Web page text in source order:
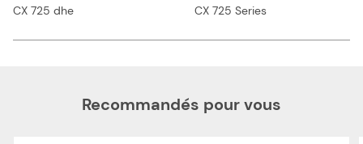
CX 725 dhe
CX 725 Series
Recommandés pour vous